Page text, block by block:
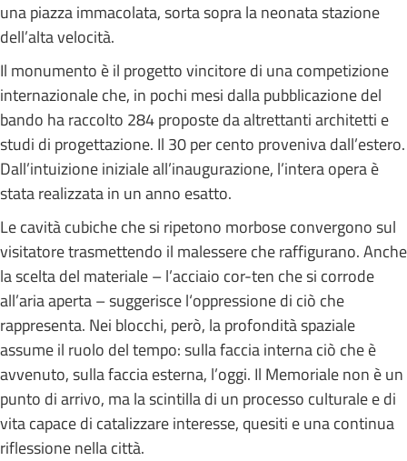
una piazza immacolata, sorta sopra la neonata stazione
dell’alta velocità.
Il monumento è il progetto vincitore di una competizione
internazionale che, in pochi mesi dalla pubblicazione del
bando ha raccolto 284 proposte da altrettanti architetti e
studi di progettazione. Il 30 per cento proveniva dall’estero.
Dall’intuizione iniziale all’inaugurazione, l’intera opera è
stata realizzata in un anno esatto.
Le cavità cubiche che si ripetono morbose convergono sul
visitatore trasmettendo il malessere che raffigurano. Anche
la scelta del materiale – l’acciaio cor-ten che si corrode
all’aria aperta – suggerisce l‘oppressione di ciò che
rappresenta. Nei blocchi, però, la profondità spaziale
assume il ruolo del tempo: sulla faccia interna ciò che è
avvenuto, sulla faccia esterna, l’oggi. Il Memoriale non è un
punto di arrivo, ma la scintilla di un processo culturale e di
vita capace di catalizzare interesse, quesiti e una continua
riflessione nella città.